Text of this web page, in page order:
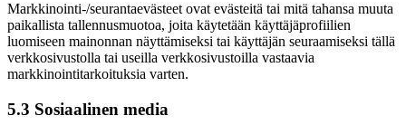
Markkinointi-/seurantaevästeet ovat evästeitä tai mitä tahansa muuta
paikallista tallennusmuotoa, joita käytetään käyttäjäprofiilien
luomiseen mainonnan näyttämiseksi tai käyttäjän seuraamiseksi tällä
verkkosivustolla tai useilla verkkosivustoilla vastaavia
markkinointitarkoituksia varten.
5.3 Sosiaalinen media